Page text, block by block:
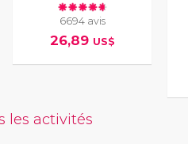
6694 avis
26,89 US$
les activités